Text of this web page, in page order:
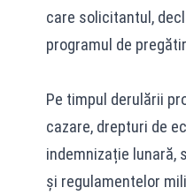
care solicitantul,
programul de
Pe timpul derulării
cazare, drepturi de
indemnizație lunară,
și regulamentelor